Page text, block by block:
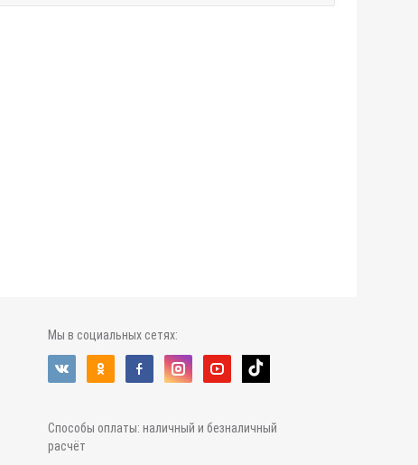
Мы в социальных сетях:
Способы оплаты: наличный и безналичный
расчёт